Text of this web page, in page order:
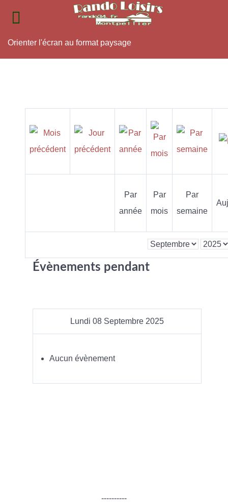
Orienter l'écran au format paysage
Par
année
Par
mois
Par
semaine
Évènements pendant
Lundi 08 Septembre 2025
Aucun évènement
----------